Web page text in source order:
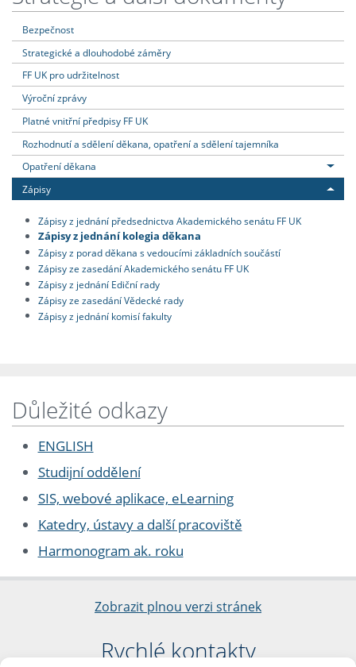
Bezpečnost
Strategické a dlouhodobé záměry
FF UK pro udržitelnost
Výroční zprávy
Platné vnitřní předpisy FF UK
Rozhodnutí a sdělení děkana, opatření a sdělení tajemníka
Opatření děkana
Zápisy
Zápisy z jednání předsednictva Akademického senátu FF UK
Zápisy z jednání kolegia děkana
Zápisy z porad děkana s vedoucími základních součástí
Zápisy ze zasedání Akademického senátu FF UK
Zápisy z jednání Ediční rady
Zápisy ze zasedání Vědecké rady
Zápisy z jednání komisí fakulty
Důležité odkazy
ENGLISH
Studijní oddělení
SIS, webové aplikace, eLearning
Katedry, ústavy a další pracoviště
Harmonogram ak. roku
Zobrazit plnou verzi stránek
Rychlé kontakty